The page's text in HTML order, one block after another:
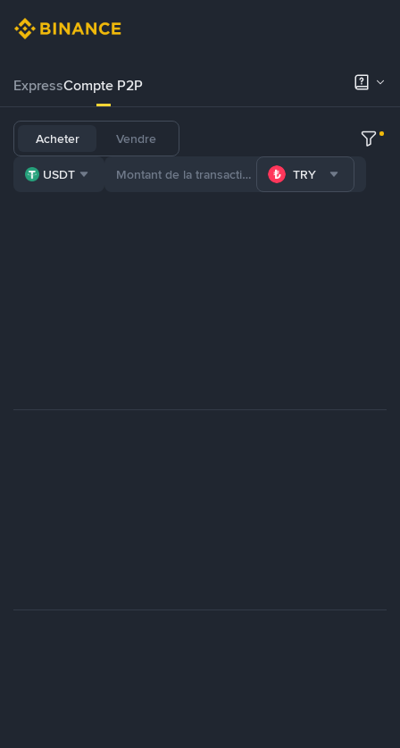
ExpressCompte P2P
Acheter Vendre
USDT TRY